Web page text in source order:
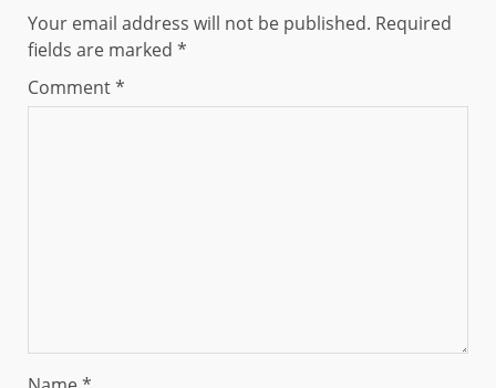
Your email address will not be published. Required
fields are marked *
Comment*